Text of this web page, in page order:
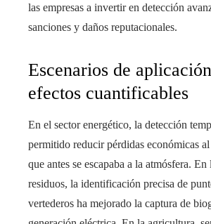
las empresas a invertir en detección
sanciones y daños reputacionales.
Escenarios de
efectos cuantificables
En el sector energético, la detección
permitido reducir pérdidas económicas
que antes se escapaba a la atmósfera.
residuos, la identificación precisa de
vertederos ha mejorado la captura de